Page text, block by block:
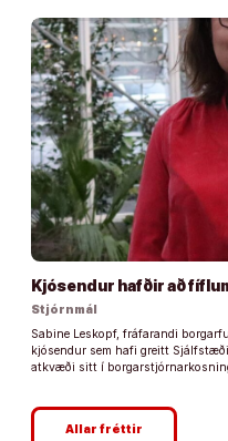
Kjósendur hafðir að
Stjórnmál
Sabine Leskopf, fráfarandi
kjósendur sem hafi greitt
atkvæði sitt í
Allar fréttir